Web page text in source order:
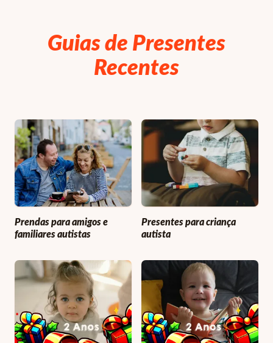
Guias de Presentes
Recentes
Prendas para amigos e
familiares autistas
Presentes para criança
autista